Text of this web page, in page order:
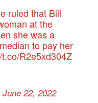
ruled that Bill
at the
she was a
to pay her
R2e5xd304Z
June 22, 2022